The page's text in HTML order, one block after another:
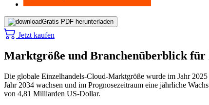
Gratis-PDF herunterladen
Jetzt kaufen
Marktgröße und Branchenüberblick für
Die globale Einzelhandels-Cloud-Marktgröße wurde im Jahr
Jahr 2034 wachsen und im Prognosezeitraum eine jährliche
von 4,81 Milliarden US-Dollar.